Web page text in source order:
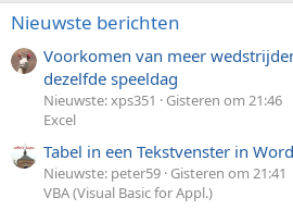
Nieuwste berichten
Voorkomen van meer
dezelfde speeldag
Nieuwste: xps351
Gisteren om 21:46
Excel
Tabel in een Tekstvenster in
Nieuwste: peter59 Gisteren om 21:41
VBA (Visual Basic for Appl.)